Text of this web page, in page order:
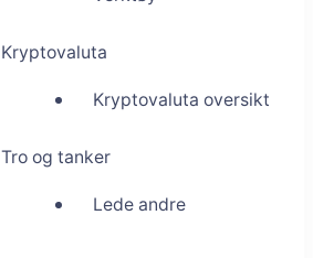
Kryptovaluta
Kryptovaluta oversikt
Tro og tanker
Lede andre